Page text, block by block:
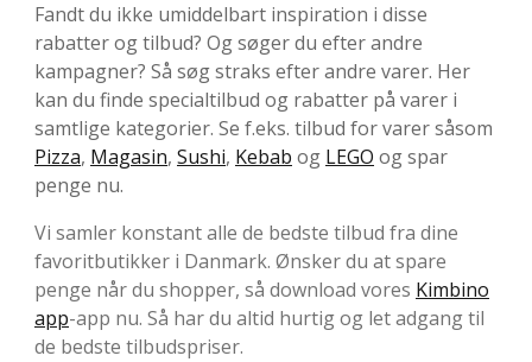
Fandt du ikke umiddelbart inspiration i disse
rabatter og tilbud? Og søger du efter andre
kampagner? Så søg straks efter andre varer. Her
kan du finde specialtilbud og rabatter på varer i
samtlige kategorier. Se f.eks. tilbud for varer såsom
Pizza, Magasin, Sushi, Kebab og LEGO og spar
penge nu.
Vi samler konstant alle de bedste tilbud fra dine
favoritbutikker i Danmark. Ønsker du at spare
penge når du shopper, så download vores Kimbino
app-app nu. Så har du altid hurtig og let adgang til
de bedste tilbudspriser.